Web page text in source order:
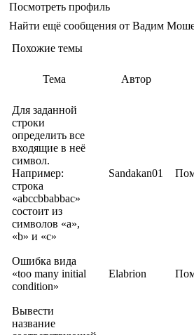
Посмотреть профиль
Найти ещё сообщения от Вадим
Похожие темы
Тема Автор
Для заданной
строки
определить все
входящие в неё
символ.
Например:
строка
«abccbbabbac»
состоит из
символов «a»,
«b» и «c»
Sandakan01
Ошибка вида
«too many initial
condition»
Elabrion
Вывести
название